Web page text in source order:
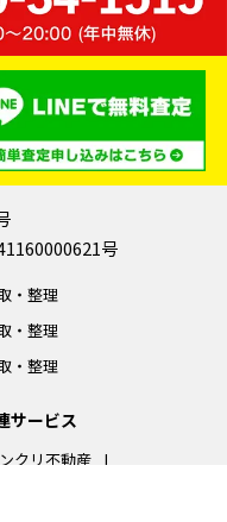
号
・整理
・整理
・整理
サービス
クリ不動産